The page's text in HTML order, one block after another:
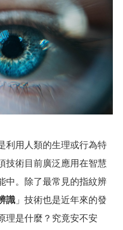
利用人類的生理或行為特
技術目前廣泛應用在智慧
中。除了最常見的指紋辨
識 」技術也是近年來的發
理是什麼？究竟安不安